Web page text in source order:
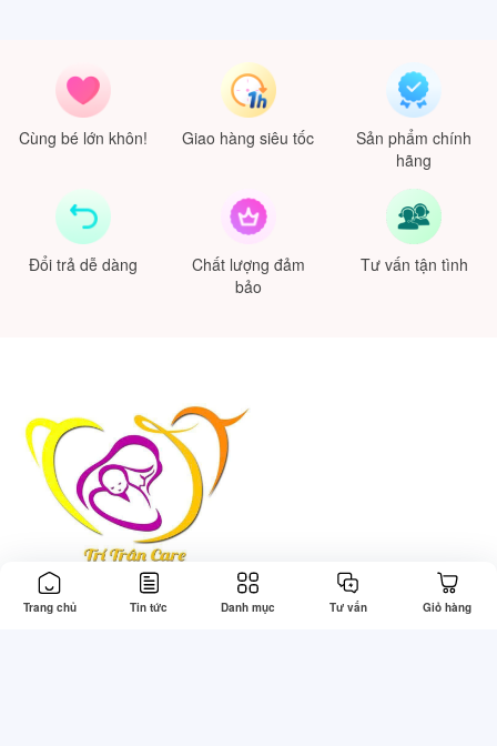
Cùng bé lớn khôn! Giao hàng siêu tốc
Sản phẩm chính
hãng
Đổi trả dễ dàng
Chất lượng đảm
bảo
Tư vấn tận tình
Trang chủ Tin tức Danh mục Tư vấn Giỏ hàng